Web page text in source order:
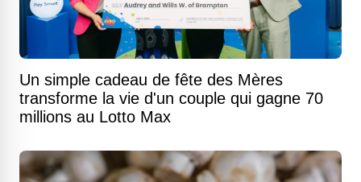
Un simple cadeau de fête des Mères
transforme la vie d'un couple qui gagne 70
millions au Lotto Max